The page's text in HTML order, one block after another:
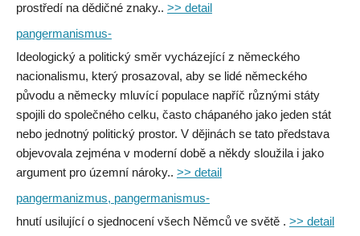
prostředí na dědičné znaky.. >> detail
pangermanismus-
Ideologický a politický směr vycházející z německého
nacionalismu, který prosazoval, aby se lidé německého
původu a německy mluvící populace napříč různými státy
spojili do společného celku, často chápaného jako jeden stát
nebo jednotný politický prostor. V dějinách se tato představa
objevovala zejména v moderní době a někdy sloužila i jako
argument pro územní nároky.. >> detail
pangermanizmus, pangermanismus-
hnutí usilující o sjednocení všech Němců ve světě . >> detail